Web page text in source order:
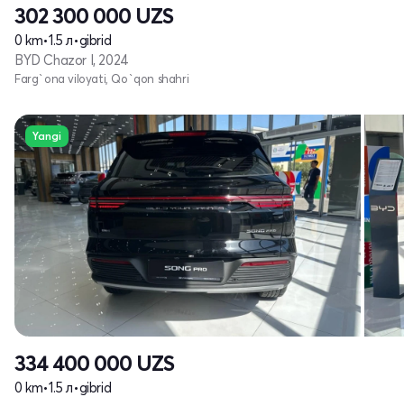
302 300 000 UZS
0 km•1.5 л•gibrid
BYD Chazor I, 2024
Farg`ona viloyati, Qo`qon shahri
Yangi
334 400 000 UZS
0 km•1.5 л•gibrid